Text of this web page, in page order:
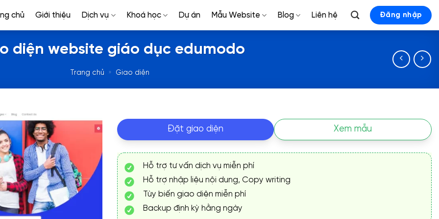
chủ Giới thiệu Dịch vụ Khoá học Dự án Mẫu Website Blog Liên hệ Đăng nhập
diện website giáo dục edumodo
Trang chủ » Giao diện
Đặt giao diện Xem mẫu
Hỗ trợ tư vấn dịch vụ miễn phí
Hỗ trợ nhập liệu nội dung, Copy writing
Tùy biến giao diện miễn phí
Backup định kỳ hằng ngày